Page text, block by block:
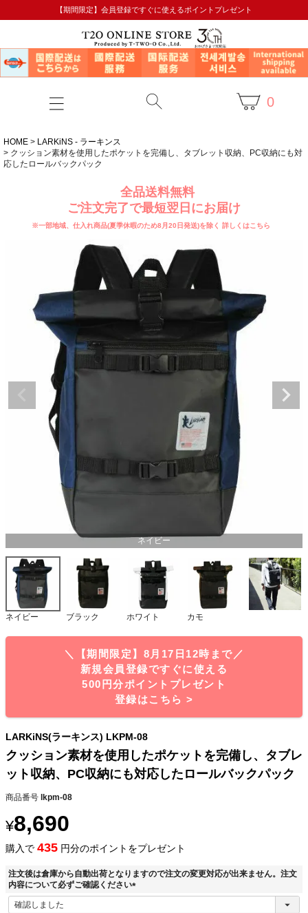
【期間限定】会員登録ですぐに使えるポイントプレゼント
0
HOME
LARKiNS - ラーキンス
クッション素材を使用したポケットを完備し、タブレット収納、PC収納にも対
応したロールバックパック
全品送料無料
ご注文完了で最短翌日にお届け
※一部地域、仕入れ商品(夏季休暇のため8月20日発送)を除く 詳しくはこちら
ネイビー
ネイビー ブラック ホワイト カモ
＼【期間限定】8月17日12時まで／
新規会員登録ですぐに使える
500円分ポイントプレゼント
登録はこちら >
LARKiNS(ラーキンス) LKPM-08
クッション素材を使用したポケットを完備し、タブレ
ット収納、PC収納にも対応したロールバックパック
商品番号 lkpm-08
¥8,690
購入で 435 円分のポイントをプレゼント
注文後は倉庫から自動出荷となりますので注文の変更対応が出来ません。注文
内容について必ずご確認ください
(